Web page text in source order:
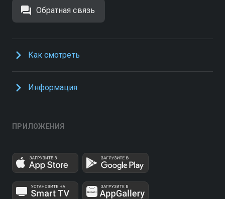
Обратная связь
Как смотреть
Информация
ПРИЛОЖЕНИЯ